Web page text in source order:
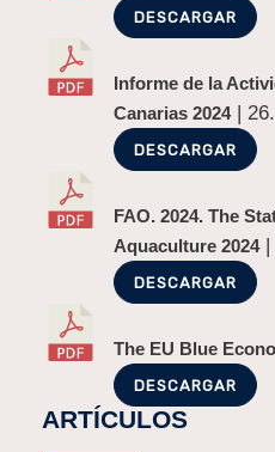
DESCARGAR
Informe de la
Canarias 2024|
DESCARGAR
FAO. 2024. The
Aquaculture 2024|
DESCARGAR
The EU Blue
DESCARGAR
ARTÍCULOS